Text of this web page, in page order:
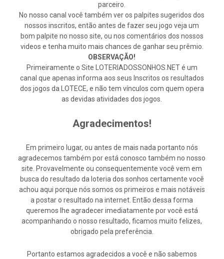
parceiro.
No nosso canal você também ver os palpites sugeridos dos
nossos inscritos, então antes de fazer seu jogo veja um
bom palpite no nosso site, ou nos comentários dos nossos
videos e tenha muito mais chances de ganhar seu prêmio.
OBSERVAÇÃO!
Primeiramente o Site LOTERIADOSSONHOS.NET é um
canal que apenas informa aos seus Inscritos os resultados
dos jogos da LOTECE, e não tem vínculos com quem opera
as devidas atividades dos jogos.
Agradecimentos!
Em primeiro lugar, ou antes de mais nada portanto nós
agradecemos também por está conosco também no nosso
site. Provavelmente ou consequentemente você vem em
busca do resultado da loteria dos sonhos certamente você
achou aqui porque nós somos os primeiros e mais notáveis
a postar o resultado na internet. Então dessa forma
queremos lhe agradecer imediatamente por você está
acompanhando o nosso resultado, ficamos muito felizes,
obrigado pela preferência.
Portanto estamos agradecidos a você e não sabemos